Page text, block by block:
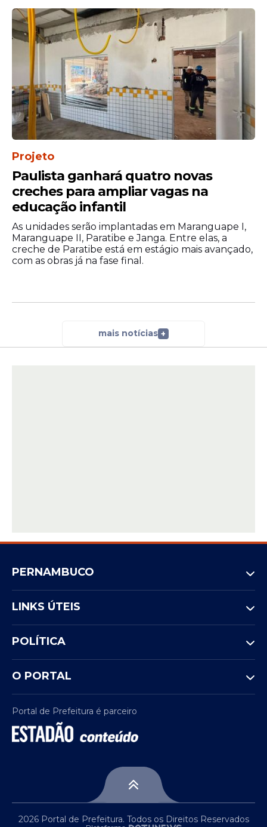
Projeto
Paulista ganhará quatro novas
creches para ampliar vagas na
educação infantil
As unidades serão implantadas em Maranguape I,
Maranguape II, Paratibe e Janga. Entre elas, a
creche de Paratibe está em estágio mais avançado,
com as obras já na fase final.
mais notícias +
PERNAMBUCO
LINKS ÚTEIS
POLÍTICA
O PORTAL
Portal de Prefeitura é parceiro
2026 Portal de Prefeitura. Todos os Direitos Reservados